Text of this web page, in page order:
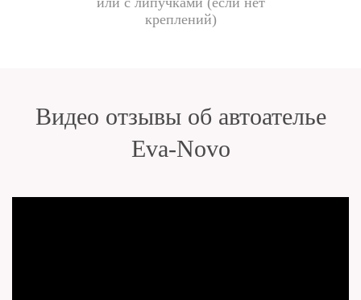
креплений)
Видео отзывы об автоателье
Eva-Novo